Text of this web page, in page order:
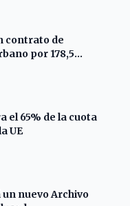
contrato de
por 178,5
el 65% de la cuota
UE
nuevo Archivo